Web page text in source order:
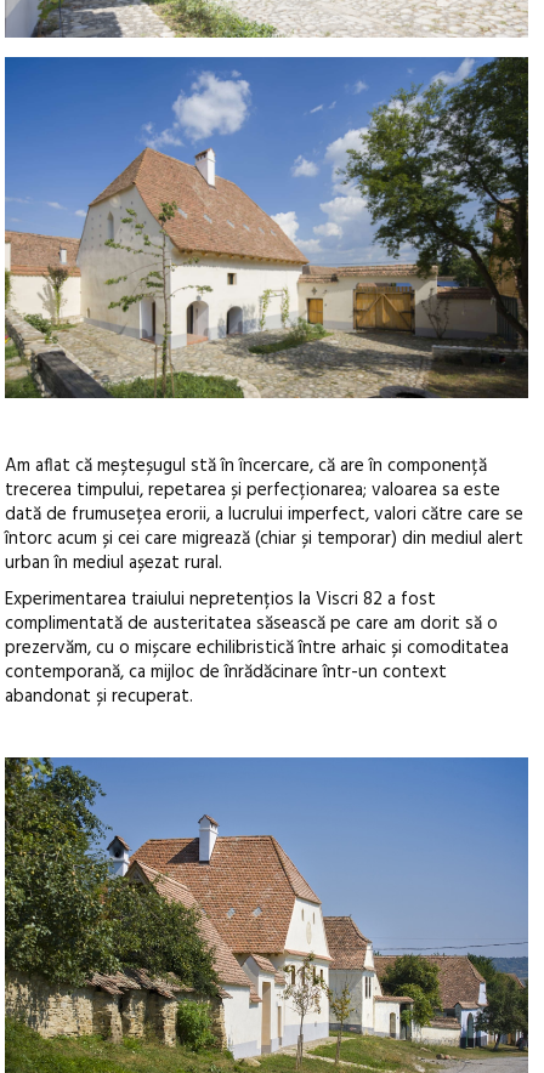
Am aflat că meșteșugul stă în încercare, că are în componență
trecerea timpului, repetarea și perfecționarea; valoarea sa este
dată de frumusețea erorii, a lucrului imperfect, valori către care se
întorc acum și cei care migrează (chiar și temporar) din mediul alert
urban în mediul așezat rural.
Experimentarea traiului nepretențios la Viscri 82 a fost
complimentată de austeritatea săsească pe care am dorit să o
prezervăm, cu o mișcare echilibristică între arhaic și comoditatea
contemporană, ca mijloc de înrădăcinare într-un context
abandonat și recuperat.